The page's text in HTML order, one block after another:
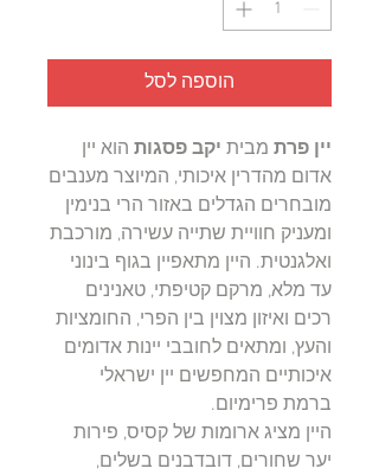
הוספה לסל
יין פרת מבית יקב פסגות הוא יין
אדום מהדרין איכותי, המיוצר מענבים
מובחרים הגדלים באזור הרי בנימין
ומעניק חוויית שתייה עשירה, מורכבת
ואלגנטית. היין מתאפיין בגוף בינוני
עד מלא, מרקם קטיפתי, טאנינים
רכים ואיזון מצוין בין הפרי, החומציות
והעץ, ומתאים לחובבי יינות אדומים
איכותיים המחפשים יין ישראלי
ברמת פרימיום.
היין מציג ארומות של קסיס, פירות
יער שחורים, דובדבנים בשלים,